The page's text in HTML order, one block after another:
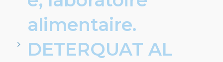
alimentaire.
DETERQUAT AL